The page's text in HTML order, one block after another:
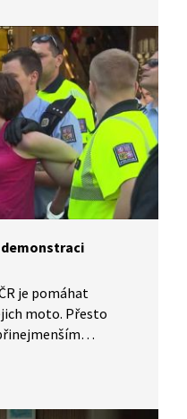
je pomáhat
moto. Přesto
ale selhává